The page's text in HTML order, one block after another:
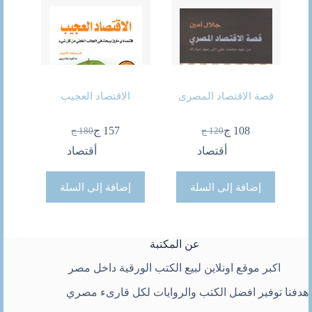
قصة الاقتصاد المصرى
120 ج
السعر
الأصلي
108 جالسعر
الحالي
أقتصاد
إضافة إلى السلة
الاقتصاد العجيب
180 ج
السعر
الأصلي
157 جالسعر
الحالي
أقتصاد
إضافة إلى السلة
عن المكتبة
اكبر موقع اونلاين لبيع الكتب الورقية داخل مصر
هدفنا توفير افضل الكتب والروايات لكل قارىء مصري